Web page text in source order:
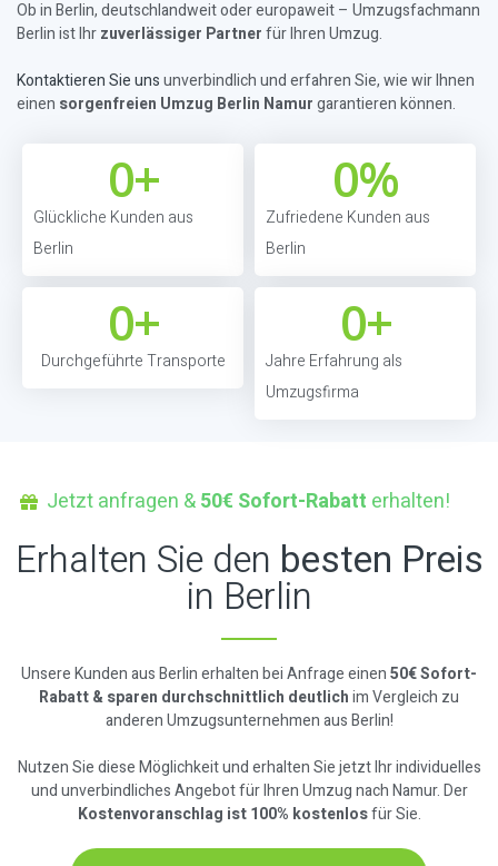
Ob in Berlin, deutschlandweit oder europaweit – Umzugsfachmann
Berlin ist Ihrzuverlässiger Partnerfür Ihren Umzug.
Kontaktieren Sie unsunverbindlich und erfahren Sie, wie wir Ihnen
einen sorgenfreien Umzug Berlin Namurgarantieren können.
Glückliche Kunden aus
Berlin
0+
Zufriedene Kunden aus
Berlin
0%
Durchgeführte Transporte
0+
Jahre Erfahrung als
Umzugsfirma
0+
Jetzt anfragen &50€ Sofort-Rabatt erhalten!
Erhalten Sie den besten Preis
in Berlin
Unsere Kunden aus Berlin erhalten bei Anfrage einen50€ Sofort-
Rabatt & sparen durchschnittlich deutlichim Vergleich zu
anderen Umzugsunternehmen aus Berlin!
Nutzen Sie diese Möglichkeit und erhalten Sie jetzt Ihr individuelles
und unverbindliches Angebot für Ihren Umzug nach Namur. Der
Kostenvoranschlag ist 100% kostenlosfür Sie.